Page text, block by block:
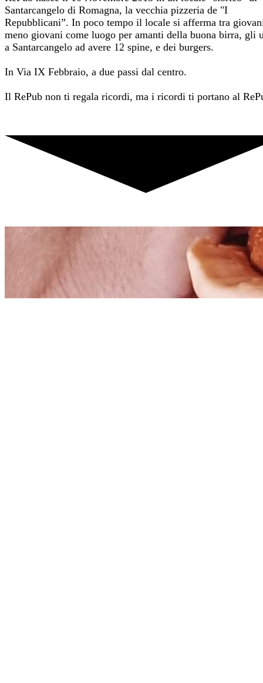
Santarcangelo di Romagna, la vecchia pizzeria de "I
Repubblicani”. In poco tempo il locale si afferma tra
meno giovani come luogo per amanti della buona birra, gli
a Santarcangelo ad avere 12 spine, e dei burgers.
In Via IX Febbraio, a due passi dal centro.
Il RePub non ti regala ricordi, ma i ricordi ti portano al